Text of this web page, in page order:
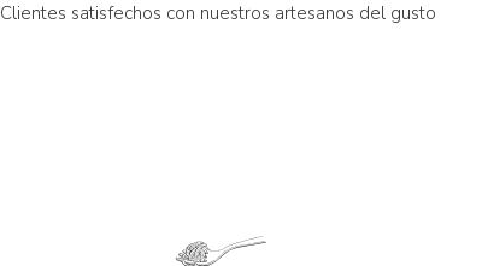
Clientes satisfechos con nuestros artesanos del gusto